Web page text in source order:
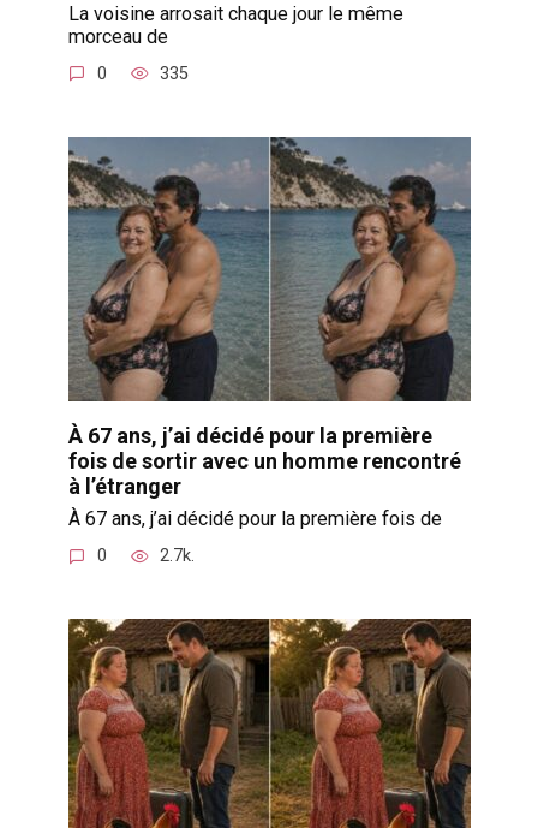
La voisine arrosait chaque jour le même
morceau de
0 335
À 67 ans, j’ai décidé pour la première
fois de sortir avec un homme rencontré
à l’étranger
À 67 ans, j’ai décidé pour la première fois de
0 2.7k.